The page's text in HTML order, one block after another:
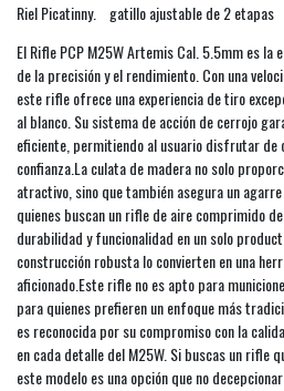
Riel Picatinny. gatillo ajustable de 2 etapas
El Rifle PCP M25W Artemis Cal. 5.5mm es la
de la precisión y el rendimiento. Con una
este rifle ofrece una experiencia de tiro
al blanco. Su sistema de acción de cerrojo
eficiente, permitiendo al usuario disfrutar de
confianza.La culata de madera no solo
atractivo, sino que también asegura un
quienes buscan un rifle de aire comprimido
durabilidad y funcionalidad en un solo
construcción robusta lo convierten en una
aficionado.Este rifle no es apto para
para quienes prefieren un enfoque más
es reconocida por su compromiso con la
en cada detalle del M25W. Si buscas un rifle
este modelo es una opción que no